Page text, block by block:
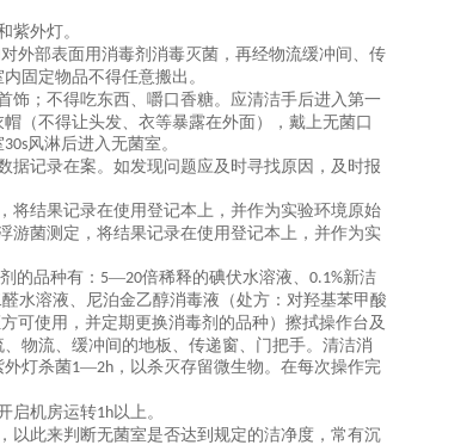
紫外灯。
外部表面用消毒剂消毒灭菌，再经物流缓冲间、传
固定物品不得任意搬出。
饰；不得吃东西、嚼口香糖。应清洁手后进入第一
（不得让头发、衣等暴露在外面），戴上无菌口
30s风淋后进入无菌室。
据记录在案。如发现问题应及时寻找原因，及时报
将结果记录在使用登记本上，并作为实验环境原始
游菌测定，将结果记录在使用登记本上，并作为实
的品种有： 5—20倍稀释的碘伏水溶液、 0.1%新洁
醛水溶液、尼泊金乙醇消毒液（处方：对羟基苯甲酸
可使用，并定期更换消毒剂的品种）擦拭操作台及
物流、缓冲间的地板、传递窗、门把手。清洁消
外灯杀菌1—2h ，以杀灭存留微生物。在每次操作完
启机房运转1h以上。
以此来判断无菌室是否达到规定的洁净度，常有沉